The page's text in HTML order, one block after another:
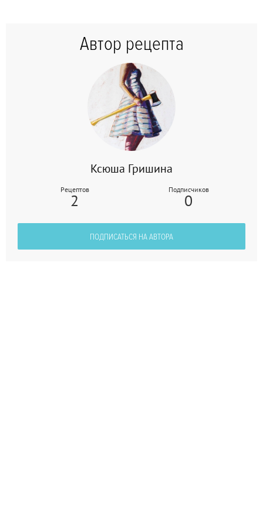
Автор рецепта
Ксюша Гришина
Рецептов
2
Подписчиков
0
ПОДПИСАТЬСЯ НА АВТОРА